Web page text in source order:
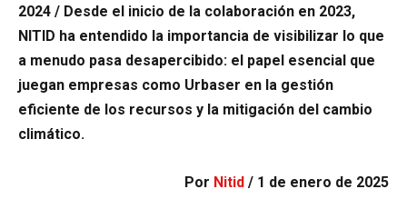
2024 / Desde el inicio de la colaboración en 2023,
NITID ha entendido la importancia de visibilizar lo que
a menudo pasa desapercibido: el papel esencial que
juegan empresas como Urbaser en la gestión
eficiente de los recursos y la mitigación del cambio
climático.
Por Nitid / 1 de enero de 2025